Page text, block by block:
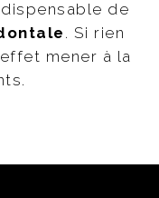
de
. Si rien
mener à la